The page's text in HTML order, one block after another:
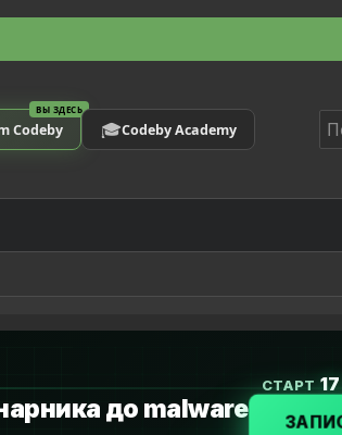
ВЫ ЗДЕСЬ
Codeby 🎓Codeby Academy